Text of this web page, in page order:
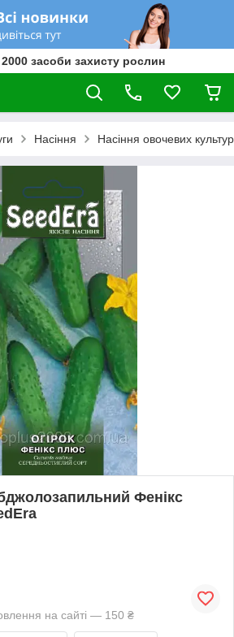
засоби захисту рослин
Насіння Насіння овочевих культур
Фенікс
на сайті — 150 ₴